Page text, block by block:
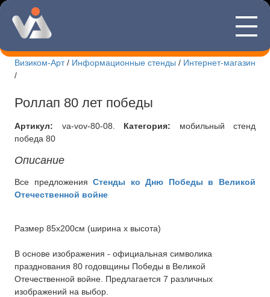
—
—
—
Новости Визиком-арт
Информационные стенды
Интернет-магазин стендов
Изготовление вывесок
Изготовление табличек
Доставка и оплата
О компании
Визиком-Арт/ Информационные стенды / Интернет-магазин
/
Роллап 80 лет победы
Артикул: va-vov-80-08 Категория:
мобильный стенд
победа 80
Описание
Все предложенияСтенды ко Дню Победы в Великой
Отечественной войне
Размер 85х200см (ширина x высота)
В основе изображения - официальная символика
празднования 80 годовщины Победы в Великой
Отечественной войне. Предлагается 7 различных
изображений на выбор.